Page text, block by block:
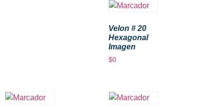
Velon # 20
Hexagonal
Imagen
$0